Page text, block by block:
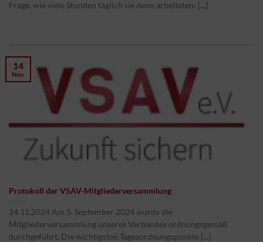
Frage, wie viele Stunden täglich sie denn arbeiteten: [...]
Protokoll der VSAV-Mitgliederversammlung
14.11.2024 Am 5. September 2024 wurde die
Mitgliederversammlung unseres Verbandes ordnungsgemäß
durchgeführt. Die wichtigsten Tagesordnungspunkte [...]
14
Nov.